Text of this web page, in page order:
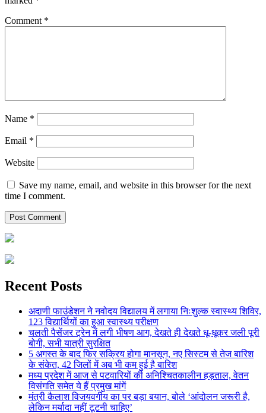
Comment *
Name *
Email *
Website
Save my name, email, and website in this browser for the next
time I comment.
Recent Posts
अदाणी फाउंडेशन ने नवोदय विद्यालय में लगाया निःशुल्क स्वास्थ्य शिविर,
123 विद्यार्थियों का हुआ स्वास्थ्य परीक्षण
चलती पैसेंजर ट्रेन में लगी भीषण आग, देखते ही देखते धू-धूकर जली पूरी
बोगी, सभी यात्री सुरक्षित
5 अगस्त के बाद फिर सक्रिय होगा मानसून, नए सिस्टम से तेज बारिश
के संकेत, 42 जिलों में अब भी कम हुई है बारिश
मध्य प्रदेश में आज से पटवारियों की अनिश्चितकालीन हड़ताल, वेतन
विसंगति समेत ये हैं प्रमुख मांगें
मंत्री कैलाश विजयवर्गीय का पर बड़ा बयान, बोले ‘आंदोलन जरूरी है,
लेकिन मर्यादा नहीं टूटनी चाहिए’